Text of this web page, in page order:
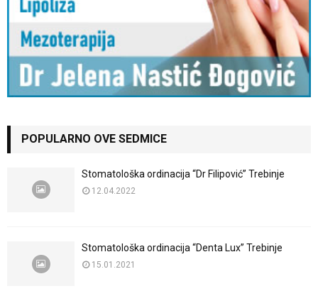
POPULARNO OVE SEDMICE
Stomatološka ordinacija “Dr Filipović” Trebinje
12.04.2022
Stomatološka ordinacija “Denta Lux” Trebinje
15.01.2021